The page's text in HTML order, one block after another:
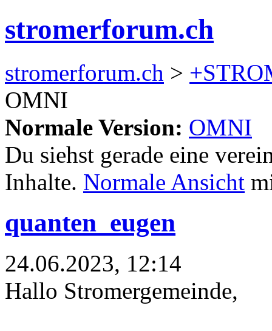
stromerforum.ch
stromerforum.ch >
OMNI
Normale Version: OMNI
Du siehst gerade eine
Inhalte. Normale Ansicht
quanten_eugen
24.06.2023, 12:14
Hallo Stromergemeinde,